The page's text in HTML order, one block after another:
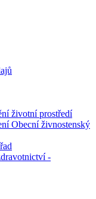
životní prostředí
Obecní živnostenský
-